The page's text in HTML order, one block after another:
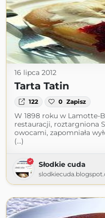
16 lipca 2012
Tarta Tatin
122 0 Zapisz
W 1898 roku w Lamotte-
restauracji, roztargniona
owocami, zapomniała
(...)
Słodkie cuda